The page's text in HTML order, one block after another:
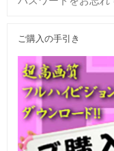
ご購入の手引き